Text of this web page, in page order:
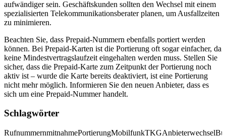
aufwändiger sein. Geschäftskunden sollten den Wechsel mit einem
spezialisierten Telekommunikationsberater planen, um Ausfallzeiten
zu minimieren.
Beachten Sie, dass Prepaid-Nummern ebenfalls portiert werden
können. Bei Prepaid-Karten ist die Portierung oft sogar einfacher, da
keine Mindestvertragslaufzeit eingehalten werden muss. Stellen Sie
sicher, dass die Prepaid-Karte zum Zeitpunkt der Portierung noch
aktiv ist – wurde die Karte bereits deaktiviert, ist eine Portierung
nicht mehr möglich. Informieren Sie den neuen Anbieter, dass es
sich um eine Prepaid-Nummer handelt.
Schlagwörter
RufnummernmitnahmePortierungMobilfunkTKGAnbieterwechsel